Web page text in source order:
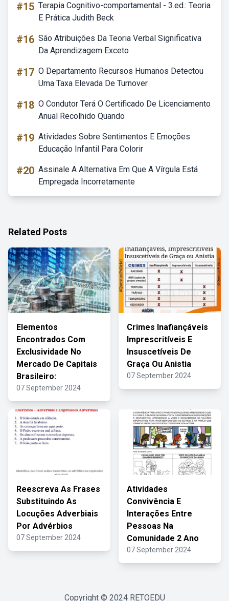
#15 Terapia Cognitivo-comportamental - 3.ed.: Teoria
E Prática Judith Beck
#16 São Atribuições Da Teoria Verbal Significativa
Da Aprendizagem Exceto
#17 O Departamento Recursos Humanos Detectou
Uma Taxa Elevada De Turnover
#18 O Condutor Terá O Certificado De Licenciamento
Anual Recolhido Quando
#19 Atividades Sobre Sentimentos E Emoções
Educação Infantil Para Colorir
#20 Assinale A Alternativa Em Que A Vírgula Está
Empregada Incorretamente
Related Posts
Elementos
Encontrados Com
Exclusividade No
Mercado De Capitais
Brasileiro:
07 September 2024
Crimes Inafiançáveis
Imprescritíveis E
Insuscetíveis De
Graça Ou Anistia
07 September 2024
Reescreva As Frases
Substituindo As
Locuções Adverbiais
Por Advérbios
07 September 2024
Atividades
Convivência E
Interações Entre
Pessoas Na
Comunidade 2 Ano
07 September 2024
Copyright © 2024 RETOEDU